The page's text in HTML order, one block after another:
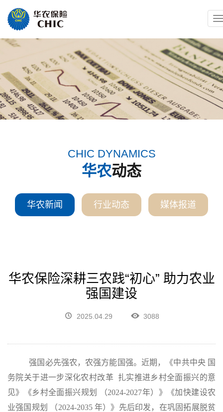
CHIC DYNAMICS
华农动态
华农新闻 行业动态 媒体报道
华农保险深耕三农践“初心” 助力农业
强国建设
2025.04.29 3088
强国必先强农，农强方能国强。近期，《中共中央 国
务院关于进一步深化农村改革 扎实推进乡村全面振兴的意
见》《乡村全面振兴规划 （2024-2027年）》《加快建设农
业强国规划 （2024-2035 年）》先后印发，在巩固拓展脱贫